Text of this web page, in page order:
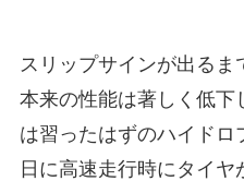
スリップサインが出る
本来の性能は著しく低下
は習ったはずのハイドロ
日に高速走行時にタイヤ